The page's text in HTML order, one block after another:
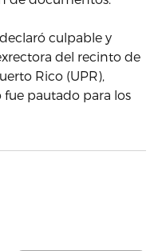
culpable y
del recinto de
Rico (UPR),
fue pautado para los